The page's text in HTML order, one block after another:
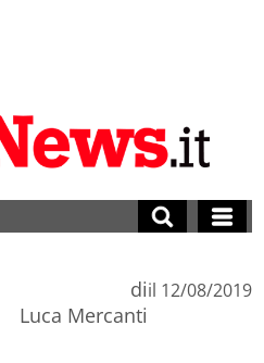
di
Luca Mercanti
il 12/08/2019